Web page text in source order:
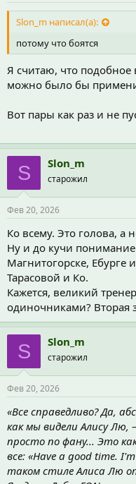
Slon_m написал(а):
потому что боятся
Я считаю, что подобное
можно было бы
Вот пары как раз и не
S Slon_m
старожил
Фев 20, 2026
Ко всему. Это голова, а
Ну и до кучи
Магнитогорске, Ебурге
Тарасовой и Ко.
Кажется, великий
одиночниками? Вторая
S Slon_m
старожил
Фев 20, 2026
«Все справедливо? Да,
как мы видели Алису
просто по фану... Это
все: «Have a good time.
таком стиле Алиса Лю